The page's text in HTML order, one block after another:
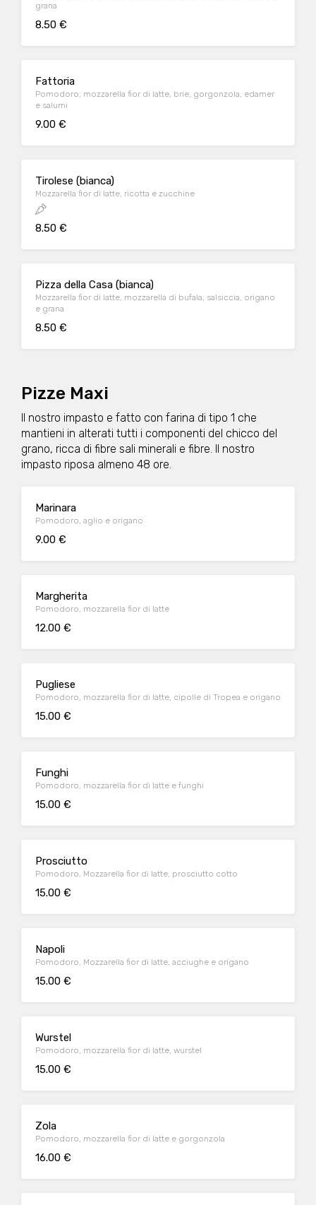
grana
8.50 €
Fattoria
Pomodoro, mozzarella fior di latte, brie, gorgonzola, edamer
e salumi
9.00 €
Tirolese (bianca)
Mozzarella fior di latte, ricotta e zucchine
8.50 €
Pizza della Casa (bianca)
Mozzarella fior di latte, mozzarella di bufala, salsiccia, origano
e grana
8.50 €
Pizze Maxi
Il nostro impasto e fatto con farina di tipo 1 che
mantieni in alterati tutti i componenti del chicco del
grano, ricca di fibre sali minerali e fibre. Il nostro
impasto riposa almeno 48 ore.
Marinara
Pomodoro, aglio e origano
9.00 €
Margherita
Pomodoro, mozzarella fior di latte
12.00 €
Pugliese
Pomodoro, mozzarella fior di latte, cipolle di Tropea e origano
15.00 €
Funghi
Pomodoro, mozzarella fior di latte e funghi
15.00 €
Prosciutto
Pomodoro, Mozzarella fior di latte, prosciutto cotto
15.00 €
Napoli
Pomodoro, Mozzarella fior di latte, acciughe e origano
15.00 €
Wurstel
Pomodoro, mozzarella fior di latte, wurstel
15.00 €
Zola
Pomodoro, mozzarella fior di latte e gorgonzola
16.00 €